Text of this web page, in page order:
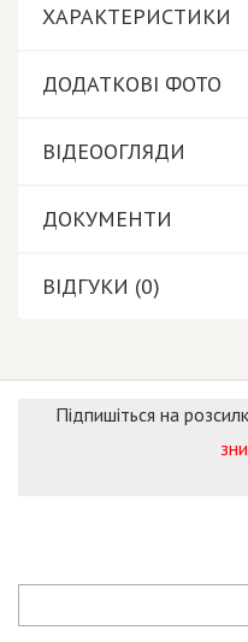
ХАРАКТЕРИСТИКИ
ДОДАТКОВІ ФОТО
ВІДЕООГЛЯДИ
ДОКУМЕНТИ
ВІДГУКИ (0)
Підпишіться на